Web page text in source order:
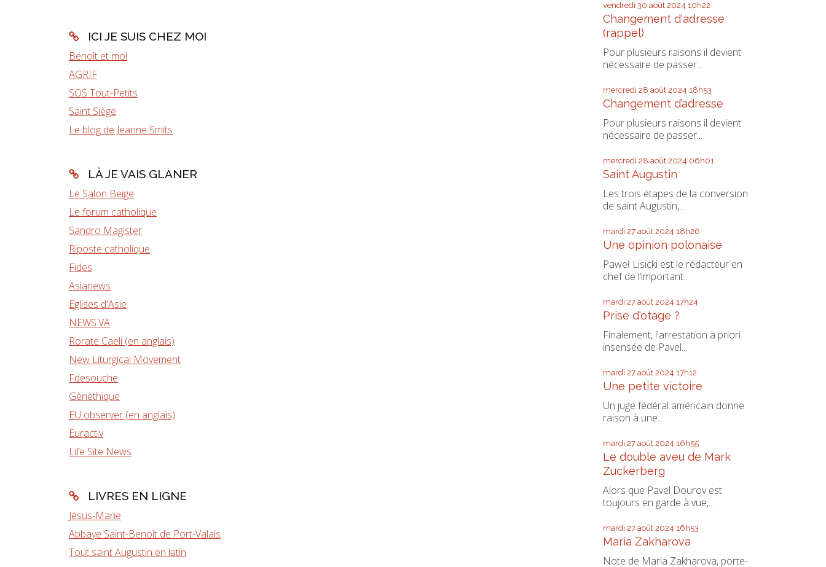
ICI JE SUIS CHEZ MOI
Benoît et moi
AGRIF
SOS Tout-Petits
Saint Siège
Le blog de Jeanne Smits
LÀ JE VAIS GLANER
Le Salon Beige
Le forum catholique
Sandro Magister
Riposte catholique
Fides
Asianews
Eglises d'Asie
NEWS.VA
Rorate Caeli (en anglais)
New Liturgical Movement
Fdesouche
Gènéthique
EU observer (en anglais)
Euractiv
Life Site News
LIVRES EN LIGNE
Jésus-Marie
Abbaye Saint-Benoît de Port-Valais
Tout saint Augustin en latin
vendredi 30 août 2024 10h22
Changement d'adresse
(rappel)
Pour plusieurs raisons il devient
nécessaire de passer...
mercredi 28 août 2024 18h53
Changement d’adresse
Pour plusieurs raisons il devient
nécessaire de passer...
mercredi 28 août 2024 06h01
Saint Augustin
Les trois étapes de la conversion
de saint Augustin,...
mardi 27 août 2024 18h26
Une opinion polonaise
Paweł Lisicki est le rédacteur en
chef de l’important...
mardi 27 août 2024 17h24
Prise d'otage ?
Finalement, l'arrestation a priori
insensée de Pavel...
mardi 27 août 2024 17h12
Une petite victoire
Un juge fédéral américain donne
raison à une...
mardi 27 août 2024 16h55
Le double aveu de Mark
Zuckerberg
Alors que Pavel Dourov est
toujours en garde à vue,...
mardi 27 août 2024 16h53
Maria Zakharova
Note de Maria Zakharova, porte-